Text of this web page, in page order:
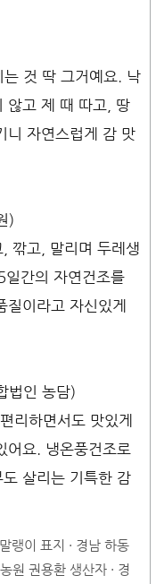
것 딱 그거예요. 낙
않고 제 때 따고, 땅
니 자연스럽게 감 맛
)
깎고, 말리며 두레생
간의 자연건조를
질이라고 자신있게
법인 농담)
리하면서도 맛있게
어요. 냉온풍건조로
살리는 기특한 감
랭이 표지 · 경남 하동
원 권용환 생산자 · 경